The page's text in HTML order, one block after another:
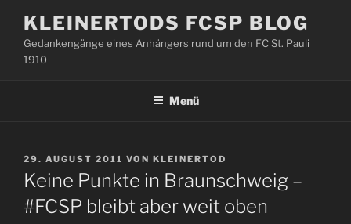
Inhalt
springen
KLEINERTODS FCSP BLOG
Gedankengänge eines Anhängers rund um den FC St. Pauli
1910
Menü
VERÖFFENTLICHT
AM
29. AUGUST 2011 VON KLEINERTOD
Keine Punkte in Braunschweig –
#FCSP bleibt aber weit oben